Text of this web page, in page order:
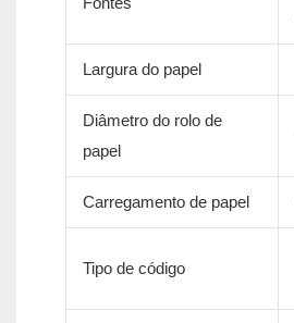
Largura do papel
Diâmetro do rolo de
papel
Carregamento de papel
Tipo de código